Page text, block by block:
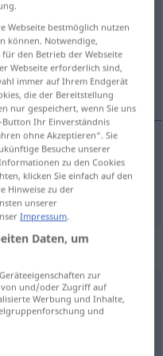
antippen)
thetrain(od
Webseite bestmöglich nutzen
können. Notwendige,
den Betrieb der Webseite
Webseite erforderlich sind,
immer auf Ihrem Endgerät
die der Bereitstellung
nur gespeichert, wenn Sie uns
Button Ihr Einverständnis
ohne Akzeptieren“. Sie
Besuche unserer
zu den Cookies
klicken Sie einfach auf den
Hinweise zu der
unserer
Impressum.
Daten, um
zur
und/oder Zugriff auf
Werbung und Inhalte,
und